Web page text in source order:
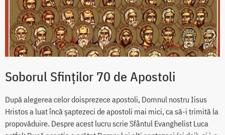
Soborul Sfinților 70 de Apostoli
După alegerea celor doisprezece apostoli, Domnul nostru Iisus
Hristos a luat încă șaptezeci de apostoli mai mici, ca să-i trimită la
propovăduire. Despre acest lucru scrie Sfântul Evanghelist Luca